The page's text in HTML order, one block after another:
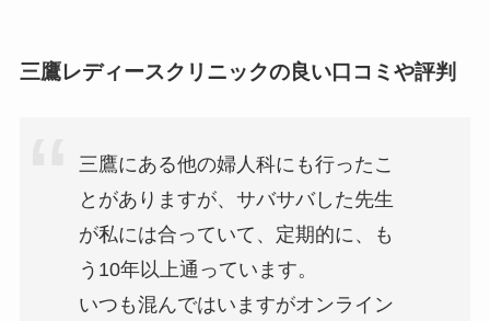
三鷹レディースクリニックの良い口コミや評判
三鷹にある他の婦人科にも行ったこ
とがありますが、サバサバした先生
が私には合っていて、定期的に、も
う10年以上通っています。
いつも混んではいますがオンライン